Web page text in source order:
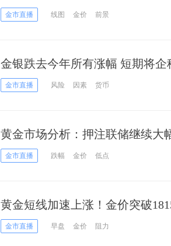
金技术前景
金市直播 线图 金价 前景
金银跌去今年所有涨幅 短期将
情绪爆棚！
金市直播 风险 因素 货币
黄金市场分析：押注联储继续大
元金市直播 跌幅 金价 低点
黄金短线加速上涨！金价突破
多头盯住这一重要阻力
金市直播 早盘 金价 阻力